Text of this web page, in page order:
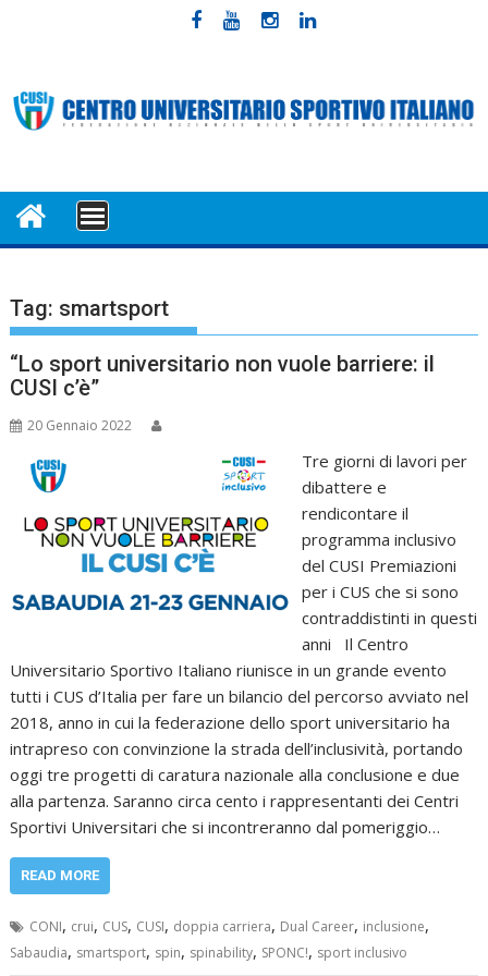
MENU
Tag: smartsport
“Lo sport universitario non vuole barriere: il
CUSI c’è”
20 Gennaio 2022
Tre giorni di lavori per
dibattere e
rendicontare il
programma inclusivo
del CUSI Premiazioni
per i CUS che si sono
contraddistinti in questi
anni Il Centro
Universitario Sportivo Italiano riunisce in un grande evento
tutti i CUS d’Italia per fare un bilancio del percorso avviato nel
2018, anno in cui la federazione dello sport universitario ha
intrapreso con convinzione la strada dell’inclusività, portando
oggi tre progetti di caratura nazionale alla conclusione e due
alla partenza. Saranno circa cento i rappresentanti dei Centri
Sportivi Universitari che si incontreranno dal pomeriggio…
READ MORE
CONI, crui, CUS, CUSI, doppia carriera, Dual Career, inclusione,
Sabaudia, smartsport, spin, spinability, SPONC!, sport inclusivo